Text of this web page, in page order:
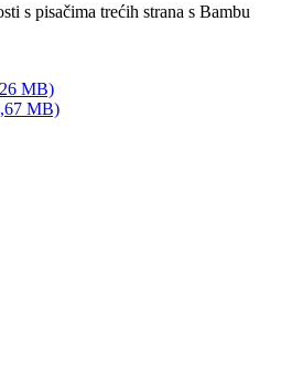
s pisačima trećih strana s Bambu
MB)
MB)